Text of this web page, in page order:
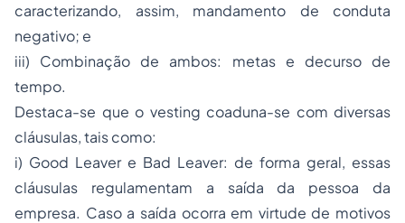
caracterizando, assim, mandamento de conduta
negativo; e
iii) Combinação de ambos: metas e decurso de
tempo.
Destaca-se que o vesting coaduna-se com diversas
cláusulas, tais como:
i) Good Leavere Bad Leaver: de forma geral, essas
cláusulas regulamentam a saída da pessoa da
empresa. Caso a saída ocorra em virtude de motivos